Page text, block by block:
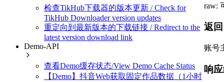
检查TikHub下载器的版本更新 / Check for
TikHub Downloader version updates
重定向到最新版本的下载链接 / Redirect to the
latest version download link
Demo-API
查看Demo缓存状态/View Demo Cache Status
【Demo】抖音Web获取固定作品数据（1小时
raw:
返
账号
响